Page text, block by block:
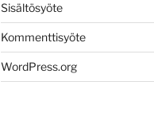
Sisältösyöte
Kommenttisyöte
WordPress.org